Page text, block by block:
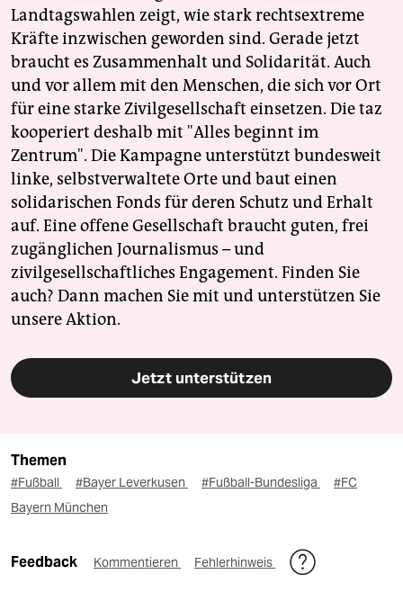
Landtagswahlen zeigt, wie stark rechtsextreme
Kräfte inzwischen geworden sind. Gerade jetzt
braucht es Zusammenhalt und Solidarität. Auch
und vor allem mit den Menschen, die sich vor Ort
für eine starke Zivilgesellschaft einsetzen. Die taz
kooperiert deshalb mit "Alles beginnt im
Zentrum". Die Kampagne unterstützt bundesweit
linke, selbstverwaltete Orte und baut einen
solidarischen Fonds für deren Schutz und Erhalt
auf. Eine offene Gesellschaft braucht guten, frei
zugänglichen Journalismus – und
zivilgesellschaftliches Engagement. Finden Sie
auch? Dann machen Sie mit und unterstützen Sie
unsere Aktion.
Jetzt unterstützen
Themen
#Fußball #Bayer Leverkusen #Fußball-Bundesliga
#FC
Bayern München
Feedback Kommentieren Fehlerhinweis